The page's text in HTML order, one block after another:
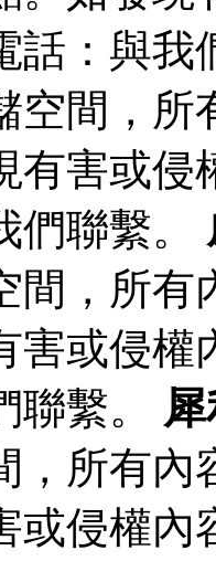
話：與我
空間，所
有害或侵
們聯繫。
間，所有
害或侵權
聯繫。
，所有
或侵權內